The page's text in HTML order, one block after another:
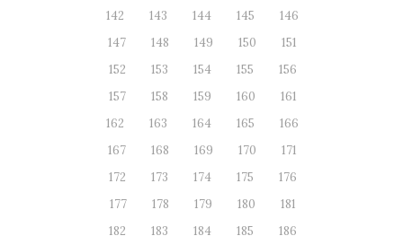
142
143 144 145
146
147
148 149 150
151
152
153 154 155
156
157
158 159 160
161
162
163 164 165
166
167
168 169 170
171
172
173 174 175
176
177
178 179 180
181
182
183 184 185
186